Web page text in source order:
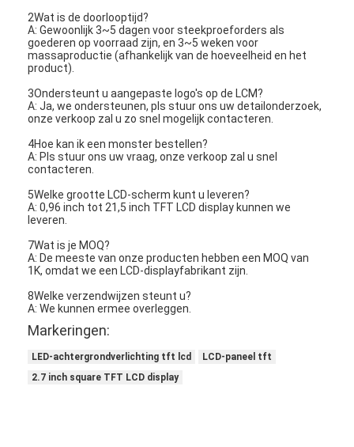
2Wat is de doorlooptijd?
A: Gewoonlijk 3~5 dagen voor steekproeforders als
goederen op voorraad zijn, en 3~5 weken voor
massaproductie (afhankelijk van de hoeveelheid en het
product).
3Ondersteunt u aangepaste logo's op de LCM?
A: Ja, we ondersteunen, pls stuur ons uw detailonderzoek,
onze verkoop zal u zo snel mogelijk contacteren.
4Hoe kan ik een monster bestellen?
A: Pls stuur ons uw vraag, onze verkoop zal u snel
contacteren.
5Welke grootte LCD-scherm kunt u leveren?
A: 0,96 inch tot 21,5 inch TFT LCD display kunnen we
leveren.
7Wat is je MOQ?
A: De meeste van onze producten hebben een MOQ van
1K, omdat we een LCD-displayfabrikant zijn.
8Welke verzendwijzen steunt u?
A: We kunnen ermee overleggen.
Markeringen:
LED-achtergrondverlichting tft lcd
LCD-paneel tft
2.7 inch square TFT LCD display